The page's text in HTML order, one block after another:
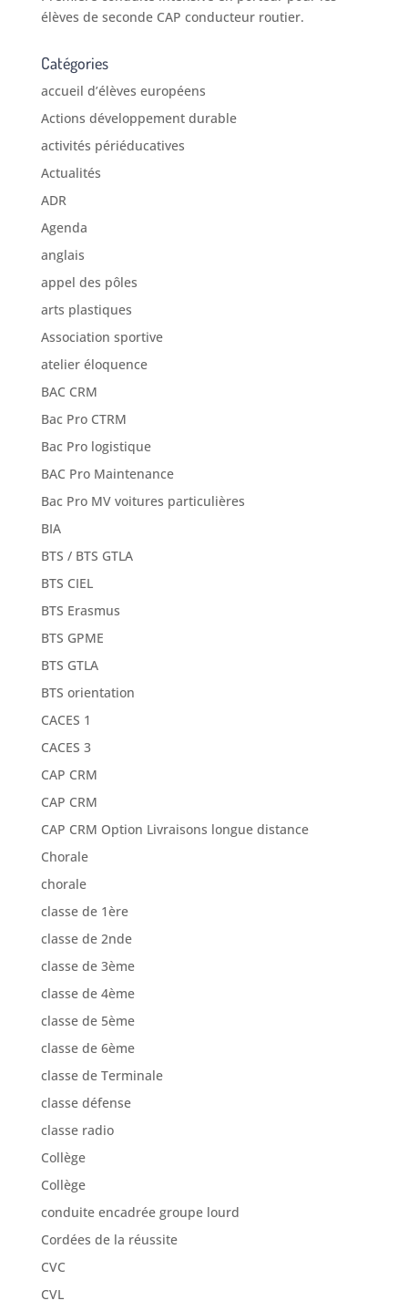
élèves de seconde CAP conducteur routier.
Catégories
accueil d’élèves européens
Actions développement durable
activités périéducatives
Actualités
ADR
Agenda
anglais
appel des pôles
arts plastiques
Association sportive
atelier éloquence
BAC CRM
Bac Pro CTRM
Bac Pro logistique
BAC Pro Maintenance
Bac Pro MV voitures particulières
BIA
BTS / BTS GTLA
BTS CIEL
BTS Erasmus
BTS GPME
BTS GTLA
BTS orientation
CACES 1
CACES 3
CAP CRM
CAP CRM
CAP CRM Option Livraisons longue distance
Chorale
chorale
classe de 1ère
classe de 2nde
classe de 3ème
classe de 4ème
classe de 5ème
classe de 6ème
classe de Terminale
classe défense
classe radio
Collège
Collège
conduite encadrée groupe lourd
Cordées de la réussite
CVC
CVL